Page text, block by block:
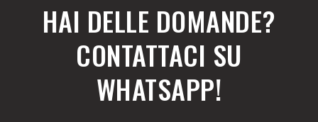
HAI DELLE DOMANDE?
CONTATTACI SU
WHATSAPP!